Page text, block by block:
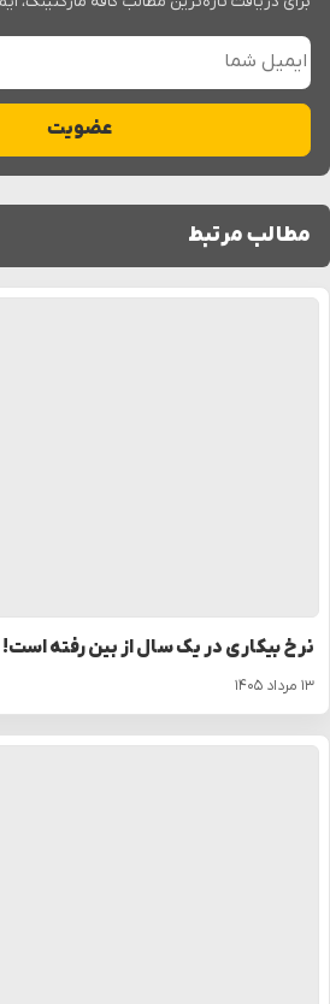
ایمیل شما
عضویت
مطالب مرتبط
نرخ بیکاری در یک سال از بین رفته است!
۱۳ مرداد ۱۴۰۵